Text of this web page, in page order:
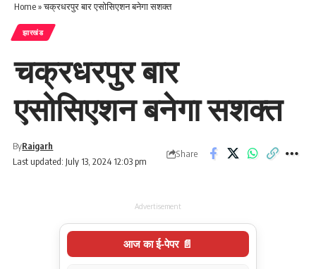
Home»चक्रधरपुर बार एसोसिएशन बनेगा सशक्त
झारखंड
चक्रधरपुर बार
एसोसिएशन बनेगा सशक्त
Last updated: July 13, 2024 12:03 pm
ByRaigarh
Share
Advertisement
आज का ई-पेपर 📄